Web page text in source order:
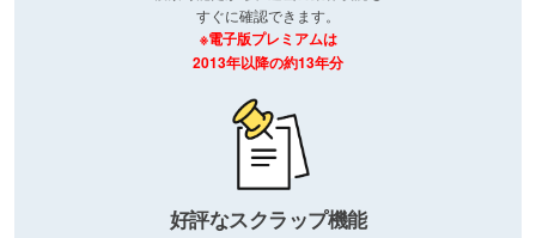
すぐに確認できます。
※電子版プレミアムは
2013年以降の約13年分
好評なスクラップ機能